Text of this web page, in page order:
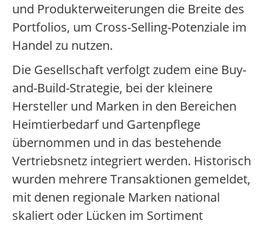
und Produkterweiterungen die Breite des
Portfolios, um Cross-Selling-Potenziale im
Handel zu nutzen.
Die Gesellschaft verfolgt zudem eine Buy-
and-Build-Strategie, bei der kleinere
Hersteller und Marken in den Bereichen
Heimtierbedarf und Gartenpflege
übernommen und in das bestehende
Vertriebsnetz integriert werden. Historisch
wurden mehrere Transaktionen gemeldet,
mit denen regionale Marken national
skaliert oder Lücken im Sortiment